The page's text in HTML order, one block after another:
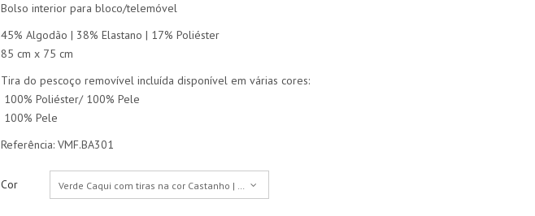
Bolso interior para bloco/telemóvel
45% Algodão | 38% Elastano | 17% Poliéster
85 cm x 75 cm
Tira do pescoço removível incluída disponível em várias cores:
100% Poliéster/ 100% Pele
100% Pele
Referência: VMF.BA301
Cor Verde Caqui com tiras na cor Castanho | Bordô